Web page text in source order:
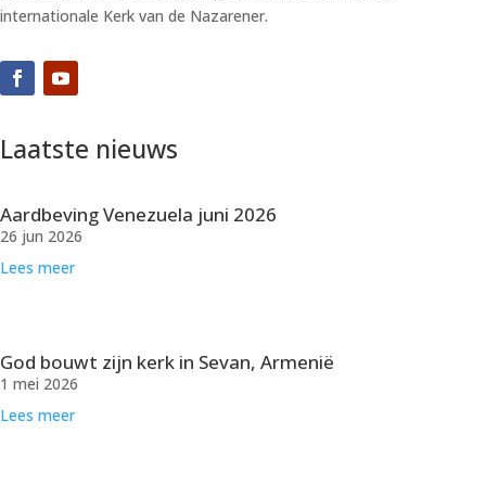
internationale Kerk van de Nazarener.
Laatste nieuws
Aardbeving Venezuela juni 2026
26 jun 2026
Lees meer
God bouwt zijn kerk in Sevan, Armenië
1 mei 2026
Lees meer